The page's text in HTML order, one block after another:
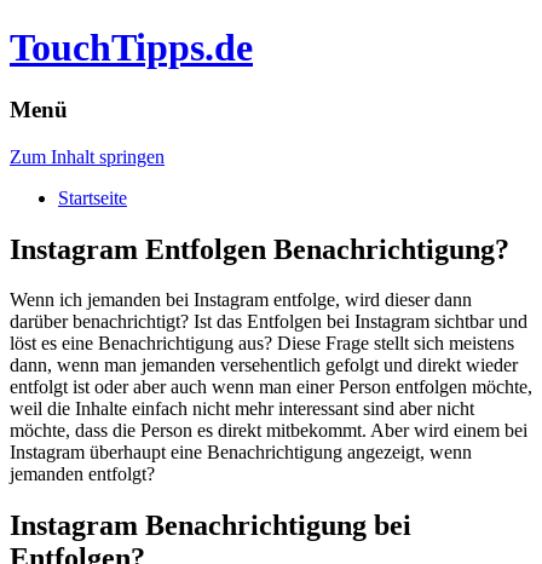
TouchTipps.de
Menü
Zum Inhalt springen
Startseite
Instagram Entfolgen Benachrichtigung?
Wenn ich jemanden bei Instagram entfolge, wird dieser dann
darüber benachrichtigt? Ist das Entfolgen bei Instagram sichtbar und
löst es eine Benachrichtigung aus? Diese Frage stellt sich meistens
dann, wenn man jemanden versehentlich gefolgt und direkt wieder
entfolgt ist oder aber auch wenn man einer Person entfolgen möchte,
weil die Inhalte einfach nicht mehr interessant sind aber nicht
möchte, dass die Person es direkt mitbekommt. Aber wird einem bei
Instagram überhaupt eine Benachrichtigung angezeigt, wenn
jemanden entfolgt?
Instagram Benachrichtigung bei